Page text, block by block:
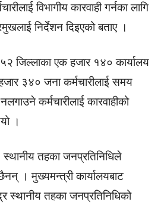
विभागीय कारवाही गर्नका लागि
निर्देशन दिइएको बताए ।
जिल्लाका एक हजार १४० कार्यालय
३४० जना कर्मचारीलाई समय
कर्मचारीलाई कारवाहीको
।
तहका जनप्रतिनिधिले
। मुख्यमन्त्री कार्यालयबाट
स्थानीय तहका जनप्रतिनिधिको